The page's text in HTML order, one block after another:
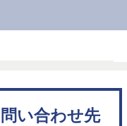
い合わせ先